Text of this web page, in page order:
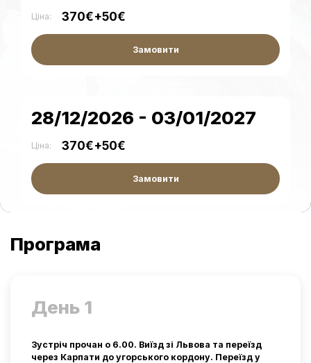
Ціна: 370€+50€
Замовити
28/12/2026 - 03/01/2027
Ціна: 370€+50€
Замовити
Програма
День 1
Зустріч прочан о 6.00. Виїзд зі Львова та переїзд
через Карпати до угорського кордону. Переїзд у